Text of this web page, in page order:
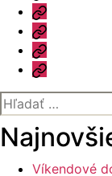
Naše
výhody
Blog
Otázky
a
odpovede
Kontakt
Vyhľadať:
Víkendové